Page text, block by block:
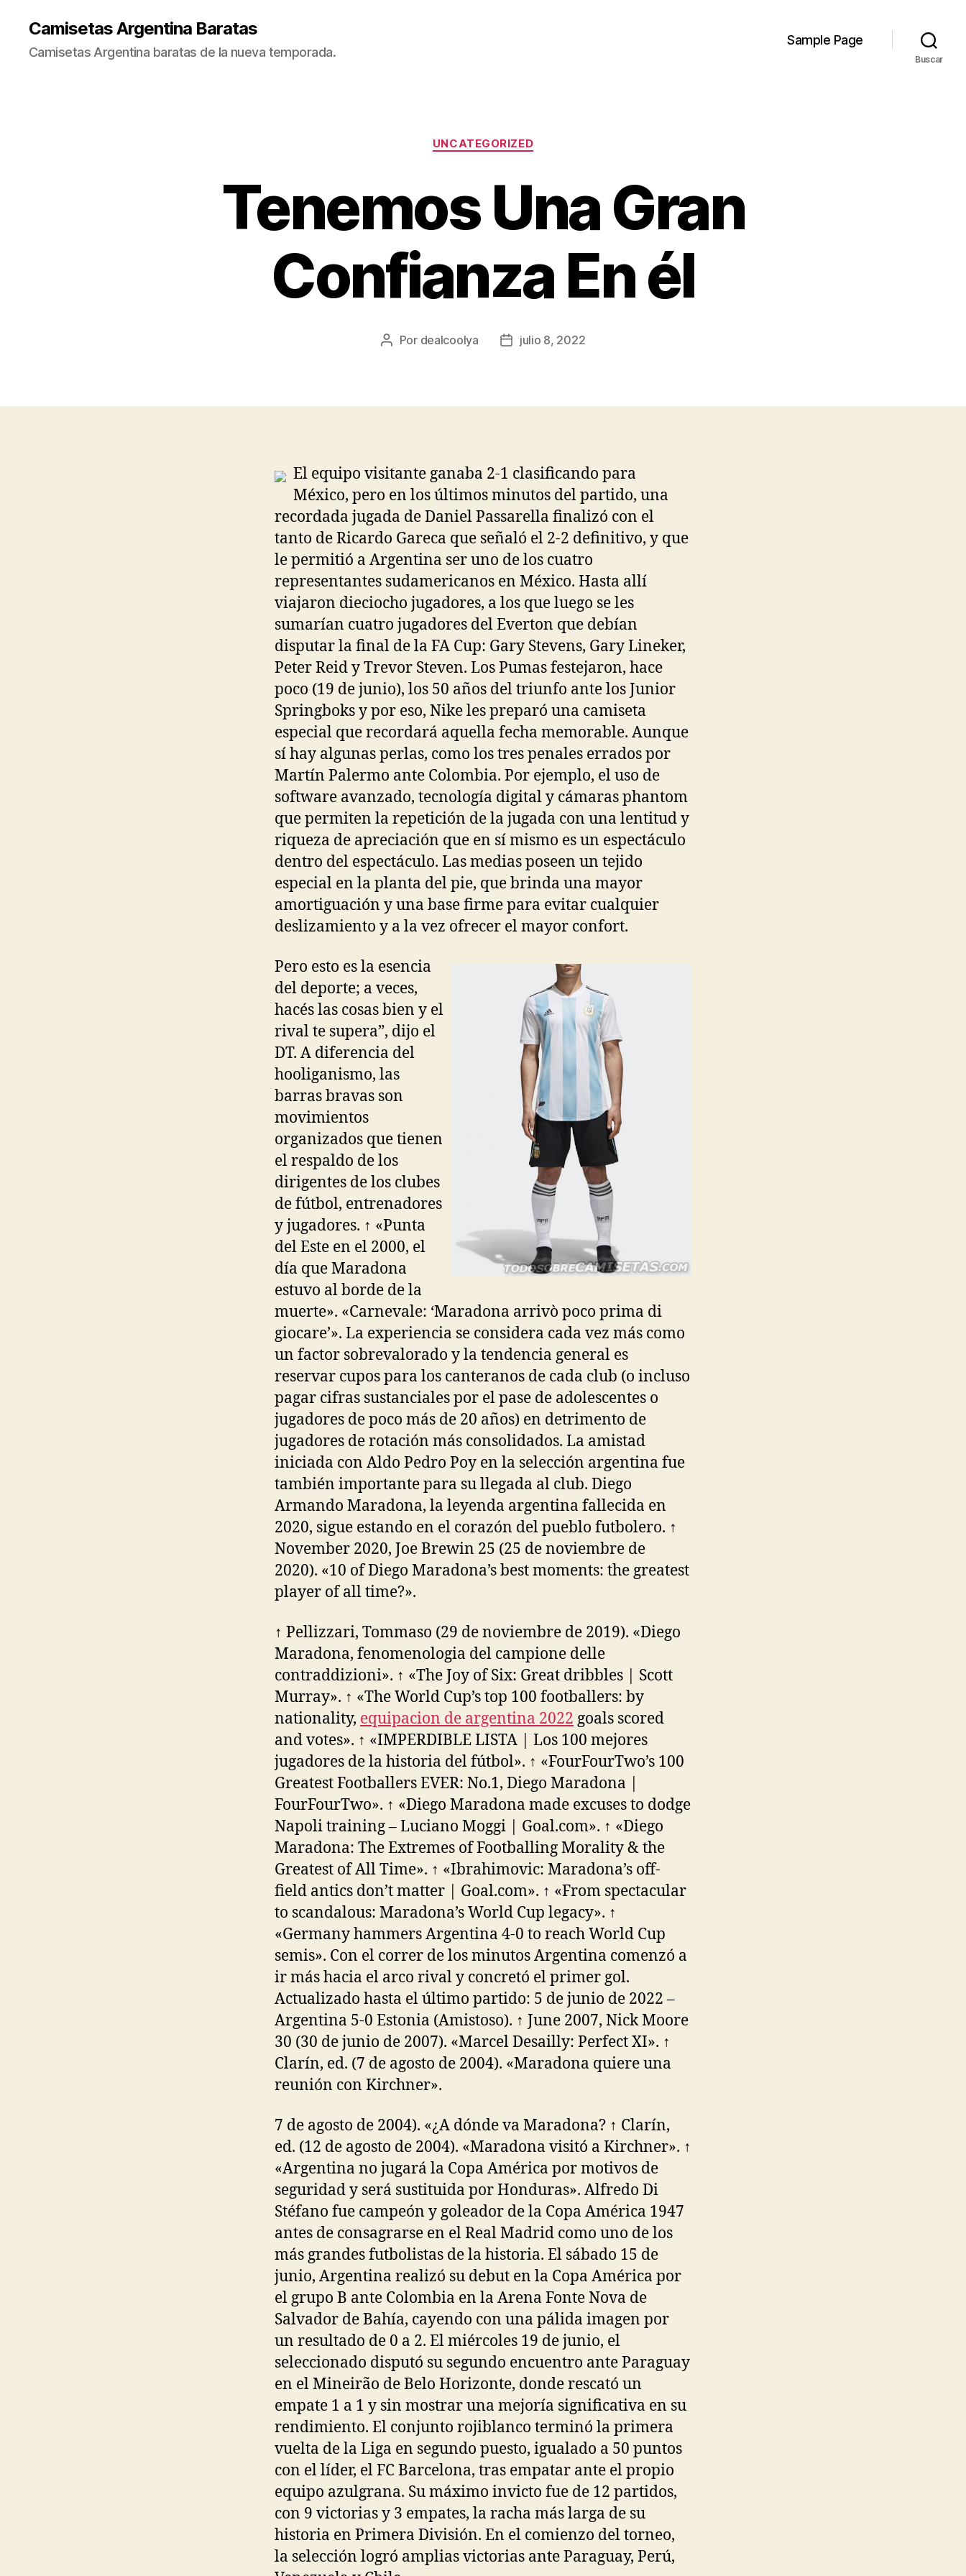
Camisetas Argentina Baratas
Camisetas Argentina baratas de la nueva temporada.
Sample Page
Buscar
Categorías
UNCATEGORIZED
Tenemos Una Gran
Confianza En él
Autor
Por dealcoolya
Fechajulio 8, 2022
El equipo visitante ganaba 2-1 clasificando para
México, pero en los últimos minutos del partido, una
recordada jugada de Daniel Passarella finalizó con el
tanto de Ricardo Gareca que señaló el 2-2 definitivo, y que
le permitió a Argentina ser uno de los cuatro
representantes sudamericanos en México. Hasta allí
viajaron dieciocho jugadores, a los que luego se les
sumarían cuatro jugadores del Everton que debían
disputar la final de la FA Cup: Gary Stevens, Gary Lineker,
Peter Reid y Trevor Steven. Los Pumas festejaron, hace
poco (19 de junio), los 50 años del triunfo ante los Junior
Springboks y por eso, Nike les preparó una camiseta
especial que recordará aquella fecha memorable. Aunque
sí hay algunas perlas, como los tres penales errados por
Martín Palermo ante Colombia. Por ejemplo, el uso de
software avanzado, tecnología digital y cámaras phantom
que permiten la repetición de la jugada con una lentitud y
riqueza de apreciación que en sí mismo es un espectáculo
dentro del espectáculo. Las medias poseen un tejido
especial en la planta del pie, que brinda una mayor
amortiguación y una base firme para evitar cualquier
deslizamiento y a la vez ofrecer el mayor confort.
Pero esto es la esencia
del deporte; a veces,
hacés las cosas bien y el
rival te supera”, dijo el
DT. A diferencia del
hooliganismo, las
barras bravas son
movimientos
organizados que tienen
el respaldo de los
dirigentes de los clubes
de fútbol, entrenadores
y jugadores. ↑ «Punta
del Este en el 2000, el
día que Maradona
estuvo al borde de la
muerte». «Carnevale: ‘Maradona arrivò poco prima di
giocare’». La experiencia se considera cada vez más como
un factor sobrevalorado y la tendencia general es
reservar cupos para los canteranos de cada club (o incluso
pagar cifras sustanciales por el pase de adolescentes o
jugadores de poco más de 20 años) en detrimento de
jugadores de rotación más consolidados. La amistad
iniciada con Aldo Pedro Poy en la selección argentina fue
también importante para su llegada al club. Diego
Armando Maradona, la leyenda argentina fallecida en
2020, sigue estando en el corazón del pueblo futbolero. ↑
November 2020, Joe Brewin 25 (25 de noviembre de
2020). «10 of Diego Maradona’s best moments: the greatest
player of all time?».
↑ Pellizzari, Tommaso (29 de noviembre de 2019). «Diego
Maradona, fenomenologia del campione delle
contraddizioni». ↑ «The Joy of Six: Great dribbles | Scott
Murray». ↑ «The World Cup’s top 100 footballers: by
nationality, equipacion de argentina 2022 goals scored
and votes». ↑ «IMPERDIBLE LISTA | Los 100 mejores
jugadores de la historia del fútbol». ↑ «FourFourTwo’s 100
Greatest Footballers EVER: No.1, Diego Maradona |
FourFourTwo». ↑ «Diego Maradona made excuses to dodge
Napoli training – Luciano Moggi | Goal.com». ↑ «Diego
Maradona: The Extremes of Footballing Morality & the
Greatest of All Time». ↑ «Ibrahimovic: Maradona’s off-
field antics don’t matter | Goal.com». ↑ «From spectacular
to scandalous: Maradona’s World Cup legacy». ↑
«Germany hammers Argentina 4-0 to reach World Cup
semis». Con el correr de los minutos Argentina comenzó a
ir más hacia el arco rival y concretó el primer gol.
Actualizado hasta el último partido: 5 de junio de 2022 –
Argentina 5-0 Estonia (Amistoso). ↑ June 2007, Nick Moore
30 (30 de junio de 2007). «Marcel Desailly: Perfect XI». ↑
Clarín, ed. (7 de agosto de 2004). «Maradona quiere una
reunión con Kirchner».
7 de agosto de 2004). «¿A dónde va Maradona? ↑ Clarín,
ed. (12 de agosto de 2004). «Maradona visitó a Kirchner». ↑
«Argentina no jugará la Copa América por motivos de
seguridad y será sustituida por Honduras». Alfredo Di
Stéfano fue campeón y goleador de la Copa América 1947
antes de consagrarse en el Real Madrid como uno de los
más grandes futbolistas de la historia. El sábado 15 de
junio, Argentina realizó su debut en la Copa América por
el grupo B ante Colombia en la Arena Fonte Nova de
Salvador de Bahía, cayendo con una pálida imagen por
un resultado de 0 a 2. El miércoles 19 de junio, el
seleccionado disputó su segundo encuentro ante Paraguay
en el Mineirão de Belo Horizonte, donde rescató un
empate 1 a 1 y sin mostrar una mejoría significativa en su
rendimiento. El conjunto rojiblanco terminó la primera
vuelta de la Liga en segundo puesto, igualado a 50 puntos
con el líder, el FC Barcelona, tras empatar ante el propio
equipo azulgrana. Su máximo invicto fue de 12 partidos,
con 9 victorias y 3 empates, la racha más larga de su
historia en Primera División. En el comienzo del torneo,
la selección logró amplias victorias ante Paraguay, Perú,